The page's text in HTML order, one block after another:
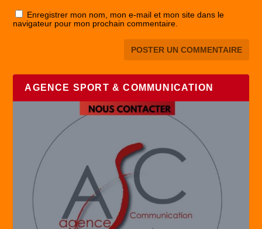
Enregistrer mon nom, mon e-mail et mon site dans le
navigateur pour mon prochain commentaire.
AGENCE SPORT & COMMUNICATION